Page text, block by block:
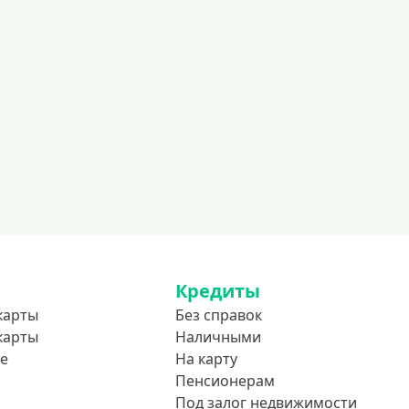
Visa Classic
UnionPay
Премиум
Кредиты
Без справок
Наличными
На карту
Пенсионерам
Под залог недвижимости